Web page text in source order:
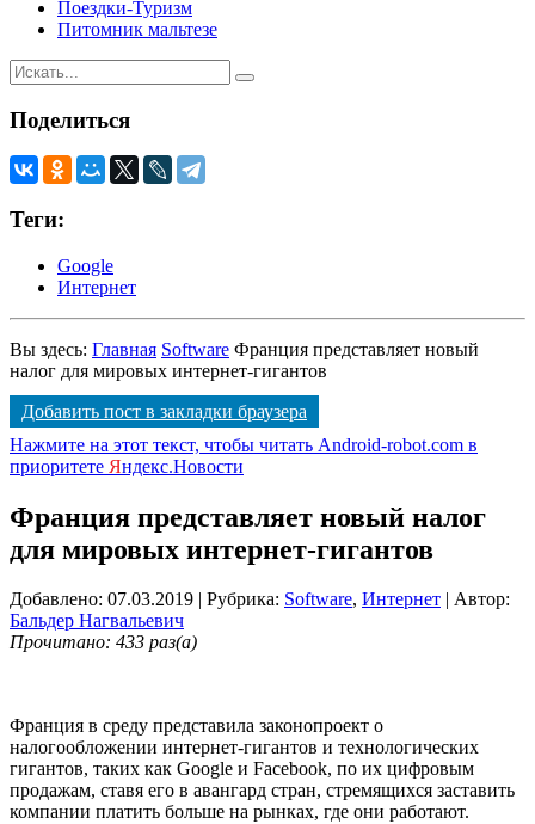
Поездки-Туризм
Питомник мальтезе
Поделиться
Теги:
Google
Интернет
Вы здесь: Главная Software Франция представляет новый
налог для мировых интернет-гигантов
Добавить пост в закладки браузера
Нажмите на этот текст, чтобы читать Android-robot.com в
приоритете Яндекс.Новости
Франция представляет новый налог
для мировых интернет-гигантов
Добавлено: 07.03.2019 | Рубрика: Software, Интернет | Автор:
Бальдер Нагвальевич
Прочитано: 433 раз(а)
Франция в среду представила законопроект о
налогообложении интернет-гигантов и технологических
гигантов, таких как Google и Facebook, по их цифровым
продажам, ставя его в авангард стран, стремящихся заставить
компании платить больше на рынках, где они работают.